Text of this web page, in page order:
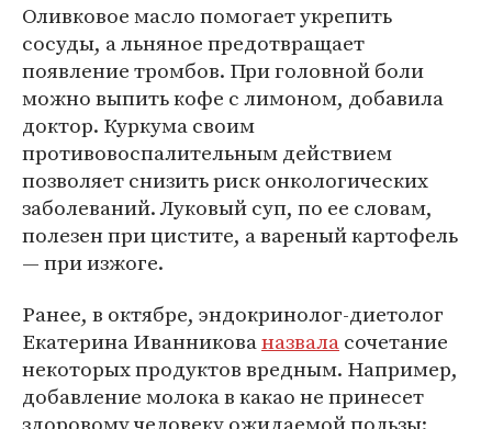
Оливковое масло помогает укрепить
сосуды, а льняное предотвращает
появление тромбов. При головной боли
можно выпить кофе с лимоном, добавила
доктор. Куркума своим
противовоспалительным действием
позволяет снизить риск онкологических
заболеваний. Луковый суп, по ее словам,
полезен при цистите, а вареный картофель
— при изжоге.
Ранее, в октябре, эндокринолог-диетолог
Екатерина Иванникованазваласочетание
некоторых продуктов вредным. Например,
добавление молока в какао не принесет